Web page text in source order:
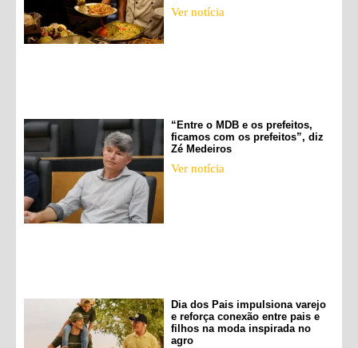
Ver notícia
“Entre o MDB e os prefeitos,
ficamos com os prefeitos”, diz
Zé Medeiros
Ver notícia
Dia dos Pais impulsiona varejo
e reforça conexão entre pais e
filhos na moda inspirada no
agro